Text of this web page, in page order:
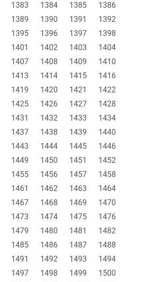
1383 1384 1385
1386
1389 1390 1391
1392
1395 1396 1397
1398
1401 1402 1403
1404
1407 1408 1409
1410
1413 1414 1415
1416
1419 1420 1421
1422
1425 1426 1427
1428
1431 1432 1433
1434
1437 1438 1439
1440
1443 1444 1445
1446
1449 1450 1451
1452
1455 1456 1457
1458
1461 1462 1463
1464
1467 1468 1469
1470
1473 1474 1475
1476
1479 1480 1481
1482
1485 1486 1487
1488
1491 1492 1493
1494
1497 1498 1499
1500